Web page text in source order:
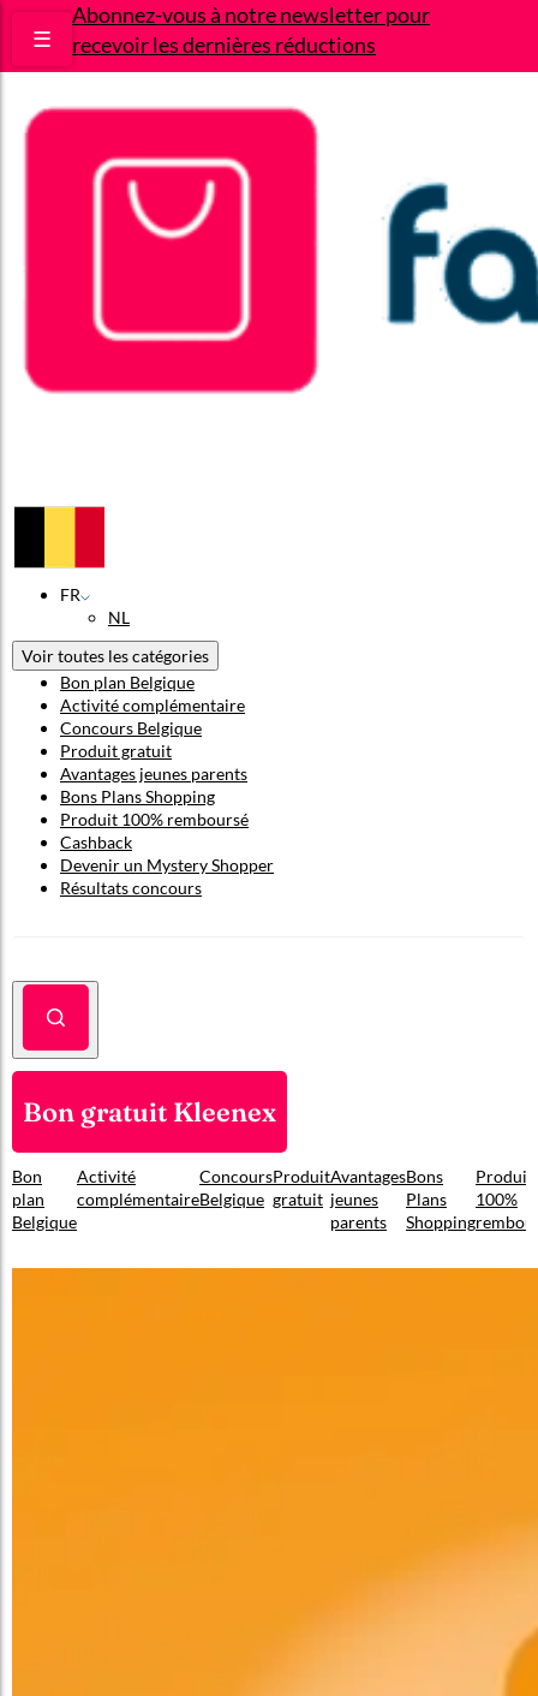
Abonnez-vous à notre newsletter pour
recevoir les dernières réductions
☰
FR
NL
Voir toutes les catégories
Bon plan Belgique
Activité complémentaire
Concours Belgique
Produit gratuit
Avantages jeunes parents
Bons Plans Shopping
Produit 100% remboursé
Cashback
Devenir un Mystery Shopper
Résultats concours
Bon gratuit Kleenex
Bon
plan
Belgique
Activité
complémentaire
Concours
Belgique
Produit
gratuit
Avantages
jeunes
parents
Bons
Plans
Shopping
Produit
100%